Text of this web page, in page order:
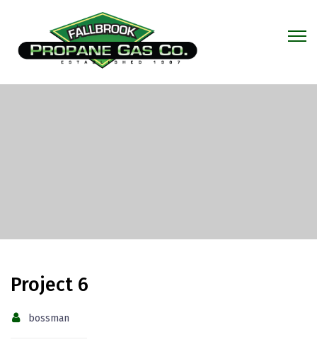
Project 6
bossman